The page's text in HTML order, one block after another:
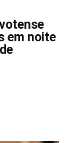
em noite